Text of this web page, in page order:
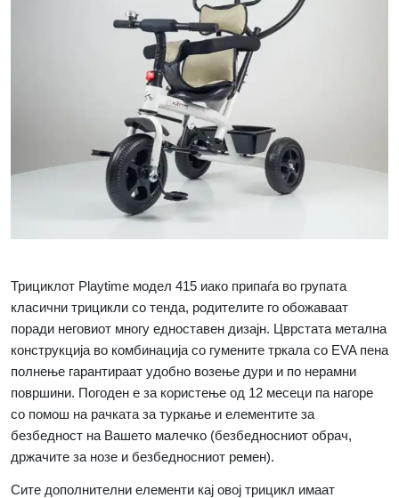
Трициклот Playtime модел 415 иако припаѓа во групата
класични трицикли со тенда, родителите го обожаваат
поради неговиот многу едноставен дизајн. Цврстата метална
конструкција во комбинација со гумените тркала со EVA пена
полнење гарантираат удобно возење дури и по нерамни
површини. Погоден е за користење од 12 месеци па нагоре
со помош на рачката за туркање и елементите за
безбедност на Вашето малечко (безбедносниот обрач,
држачите за нозе и безбедносниот ремен).
Сите дополнителни елементи кај овој трицикл имаат